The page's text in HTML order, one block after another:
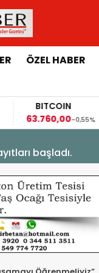
ÖZEL HABER
BITCOIN
63.760,00-0,55%
başladı.